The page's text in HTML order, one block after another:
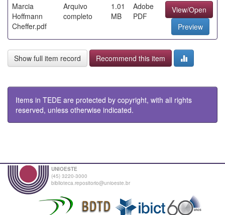
Marcia
Hoffmann
Cheffer.pdf
Arquivo
completo
1.01
MB
Adobe
PDF
View/Open
Preview
Show full item record Recommend this item
Items in TEDE are protected by copyright, with all rights
reserved, unless otherwise indicated.
UNIOESTE
(45) 3220-3000
biblioteca.repositorio@unioeste.br